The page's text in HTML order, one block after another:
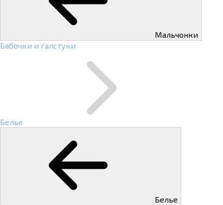
Мальчонки
Бабочки и галстуки
Белье
Белье